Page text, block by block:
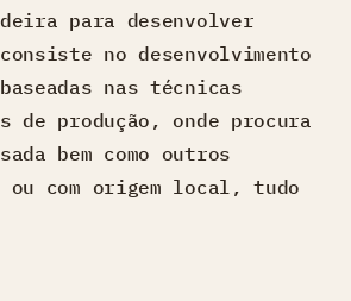
para desenvolver
no desenvolvimento
nas técnicas
produção, onde procura
bem como outros
com origem local, tudo